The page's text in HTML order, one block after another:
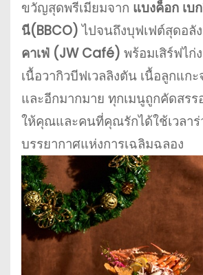
ขวัญสุดพรีเมียมจาก แบงค็อก เบ
นี(BBCO)ไปจนถึงบุฟเฟต์สุดอลั
คาเฟ่ (JW Café) พร้อมเสิร์ฟไ
เนื้อวากิวบีฟเวลลิงตัน เนื้อลูกแก
และอีกมากมาย ทุกเมนูถูกคัดสรร
ให้คุณและคนที่คุณรักได้ใช้เวลา
บรรยากาศแห่งการเฉลิมฉลอง